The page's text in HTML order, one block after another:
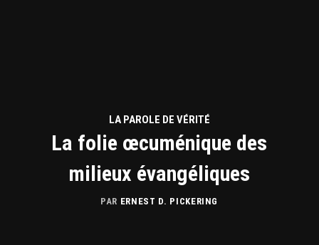
LA PAROLE DE VÉRITÉ
La folie œcuménique des
milieux évangéliques
PAR ERNEST D. PICKERING